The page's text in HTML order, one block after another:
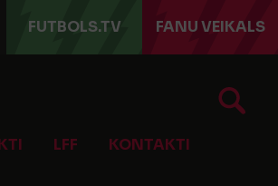
FUTBOLS.TV FANU VEIKALS
LFF KONTAKTI